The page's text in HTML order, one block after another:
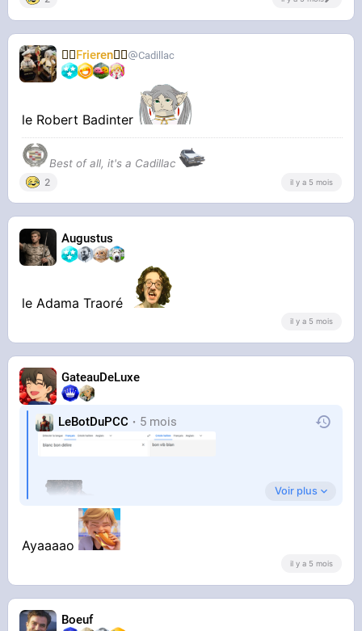
🧝‍♀️Frieren🧝‍♀️ Cadillac
le Robert Badinter
Best of all, it's a Cadillac
2 il y a 5 mois
Augustus
le Adama Traoré
il y a 5 mois
GateauDeLuxe
LeBotDuPCC 5 mois
Voir plus
Ayaaaao
il y a 5 mois
Boeuf